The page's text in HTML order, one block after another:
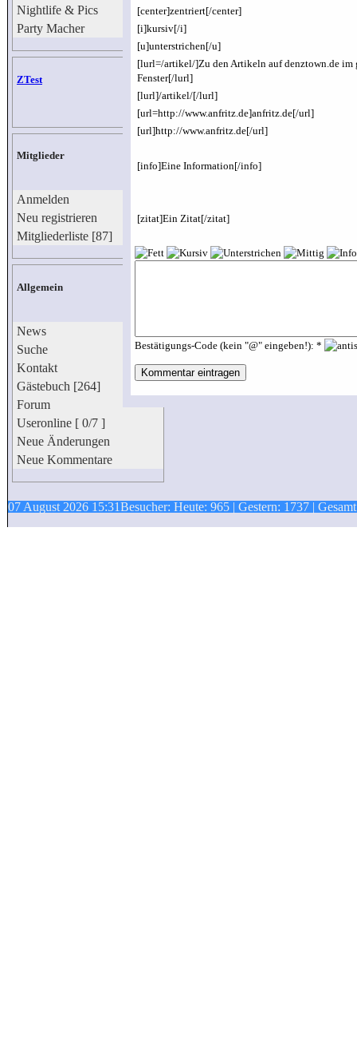
Nightlife & Pics
Party Macher
ZTest
Mitglieder
Anmelden
Neu registrieren
Mitgliederliste [87]
Allgemein
News
Suche
Kontakt
Gästebuch [264]
Forum
Useronline [ 0/7 ]
Neue Änderungen
Neue Kommentare
[center]zentriert[/center]
[i]kursiv[/i]
[u]unterstrichen[/u]
[lurl=/artikel/]Zu den Artikeln auf denztown.de im
Fenster[/lurl]
[lurl]/artikel/[/lurl]
[url=http://www.anfritz.de]anfritz.de[/url]
[url]http://www.anfritz.de[/url]
[info]Eine Information[/info]
[zitat]Ein Zitat[/zitat]
Bestätigungs-Code (kein "@" eingeben!): *
07 August 2026 15:31Besucher: Heute: 965 | Gestern: 1737 |